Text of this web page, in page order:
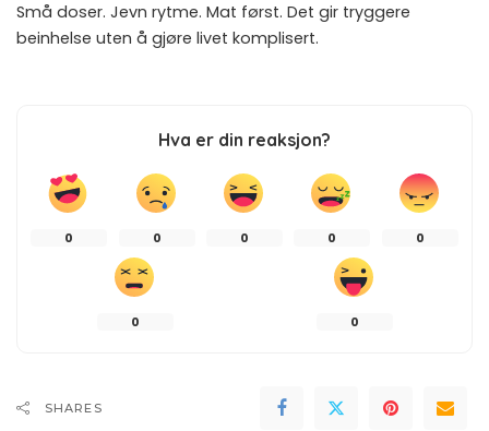
Små doser. Jevn rytme. Mat først. Det gir tryggere
beinhelse uten å gjøre livet komplisert.
Hva er din reaksjon?
0 0 0 0 0
0 0
SHARES